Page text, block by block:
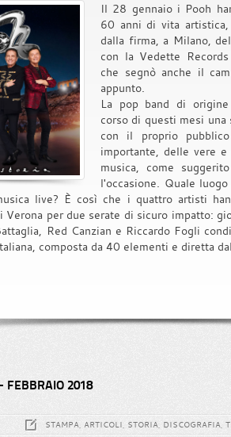
Il 28 gennaio i Pooh
60 anni di vita
dalla firma, a Milano,
con la Vedette
che segnò anche il
appunto.
La pop band di
corso di questi mesi
con il proprio
importante, delle vere
musica, come
l'occasione. Quale
live? È così che i quattro artisti
Verona per due serate di sicuro impatto:
Red Canzian e Riccardo Fogli
composta da 40 elementi e diretta
FEBBRAIO 2018
STAMPA, ARTICOLI, STORIA, DISCOGRAFIA,